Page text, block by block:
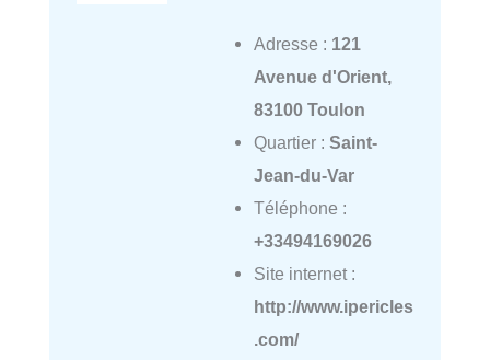
Adresse : 121
Avenue d'Orient,
83100 Toulon
Quartier : Saint-
Jean-du-Var
Téléphone :
+33494169026
Site internet :
http://www.ipericles
.com/